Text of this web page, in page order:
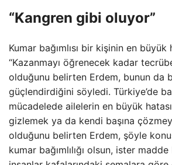
“Kangren gibi oluyor”
Kumar bağımlısı bir kişinin en büyük
“Kazanmayı öğrenecek kadar
olduğunu belirten Erdem, bunun da
güçlendirdiğini söyledi. Türkiye’de
mücadelede ailelerin en büyük
gizlemek ya da kendi başına
olduğunu belirten Erdem, şöyle
kumar bağımlılığı olsun, ister madde